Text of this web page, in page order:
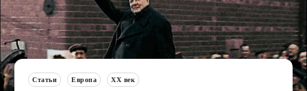
Статьи Европа XX век